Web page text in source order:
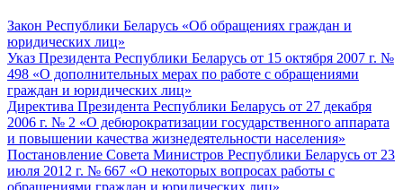
Закон Республики Беларусь «Об обращениях граждан и
юридических лиц»
Указ Президента Республики Беларусь от 15 октября 2007 г. №
498 «О дополнительных мерах по работе с обращениями
граждан и юридических лиц»
Директива Президента Республики Беларусь от 27 декабря
2006 г. № 2 «О дебюрократизации государственного аппарата
и повышении качества жизнедеятельности населения»
Постановление Совета Министров Республики Беларусь от 23
июля 2012 г. № 667 «О некоторых вопросах работы с
обращениями граждан и юридических лиц»